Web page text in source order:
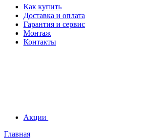
Как купить
Доставка и оплата
Гарантия и сервис
Монтаж
Контакты
Акции
Главная